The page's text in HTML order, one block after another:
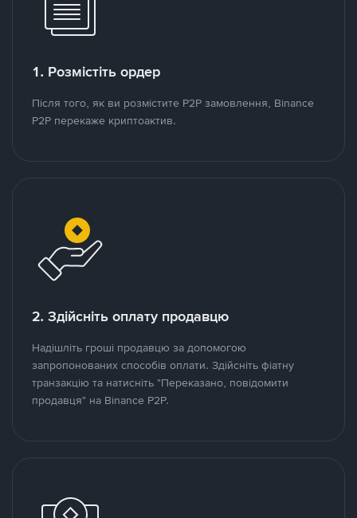
1. Розмістіть ордер
Після того, як ви розмістите P2P замовлення, Binance
P2P перекаже криптоактив.
2. Здійсніть оплату продавцю
Надішліть гроші продавцю за допомогою
запропонованих способів оплати. Здійсніть фіатну
транзакцію та натисніть "Переказано, повідомити
продавця" на Binance P2P.